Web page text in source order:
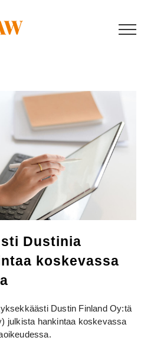
Dustinia
koskevassa
Dustin Finland Oy:tä
julkista hankintaa koskevassa